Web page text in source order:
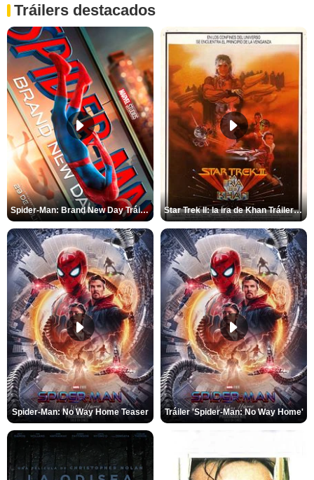
Tráilers destacados
Spider-Man: Brand New Day Tráiler (3) Star Trek II: la ira de Khan Tráiler VO
Spider-Man: No Way Home Teaser Tráiler 'Spider-Man: No Way Home'